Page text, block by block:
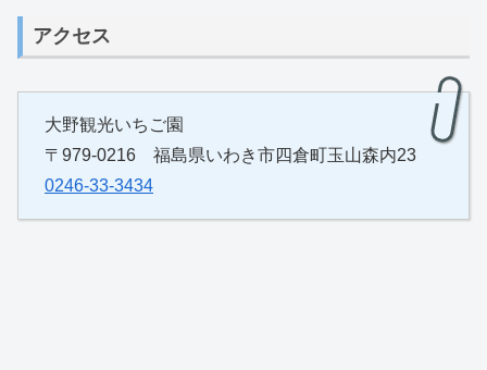
アクセス
大野観光いちご園
〒979-0216 福島県いわき市四倉町玉山森内23
0246-33-3434